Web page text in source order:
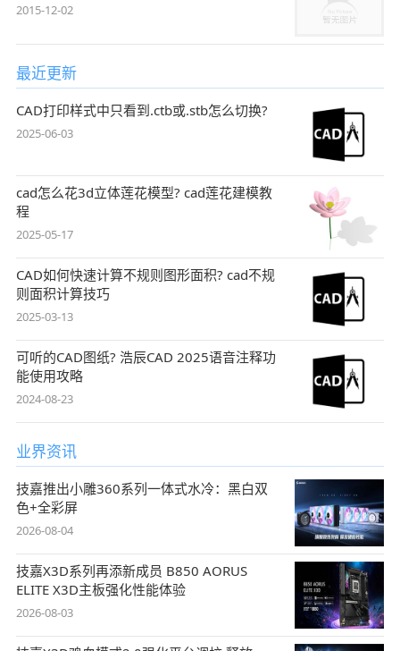
2015-12-02
最近更新
CAD打印样式中只看到.ctb或.stb怎么切换?
2025-06-03
cad怎么花3d立体莲花模型? cad莲花建模教
程
2025-05-17
CAD如何快速计算不规则图形面积? cad不规
则面积计算技巧
2025-03-13
可听的CAD图纸? 浩辰CAD 2025语音注释功
能使用攻略
2024-08-23
业界资讯
技嘉推出小雕360系列一体式水冷：黑白双
色+全彩屏
2026-08-04
技嘉X3D系列再添新成员 B850 AORUS
ELITE X3D主板强化性能体验
2026-08-03